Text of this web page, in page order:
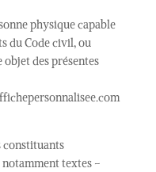
physique capable
du Code civil, ou
des présentes
constituants
textes –